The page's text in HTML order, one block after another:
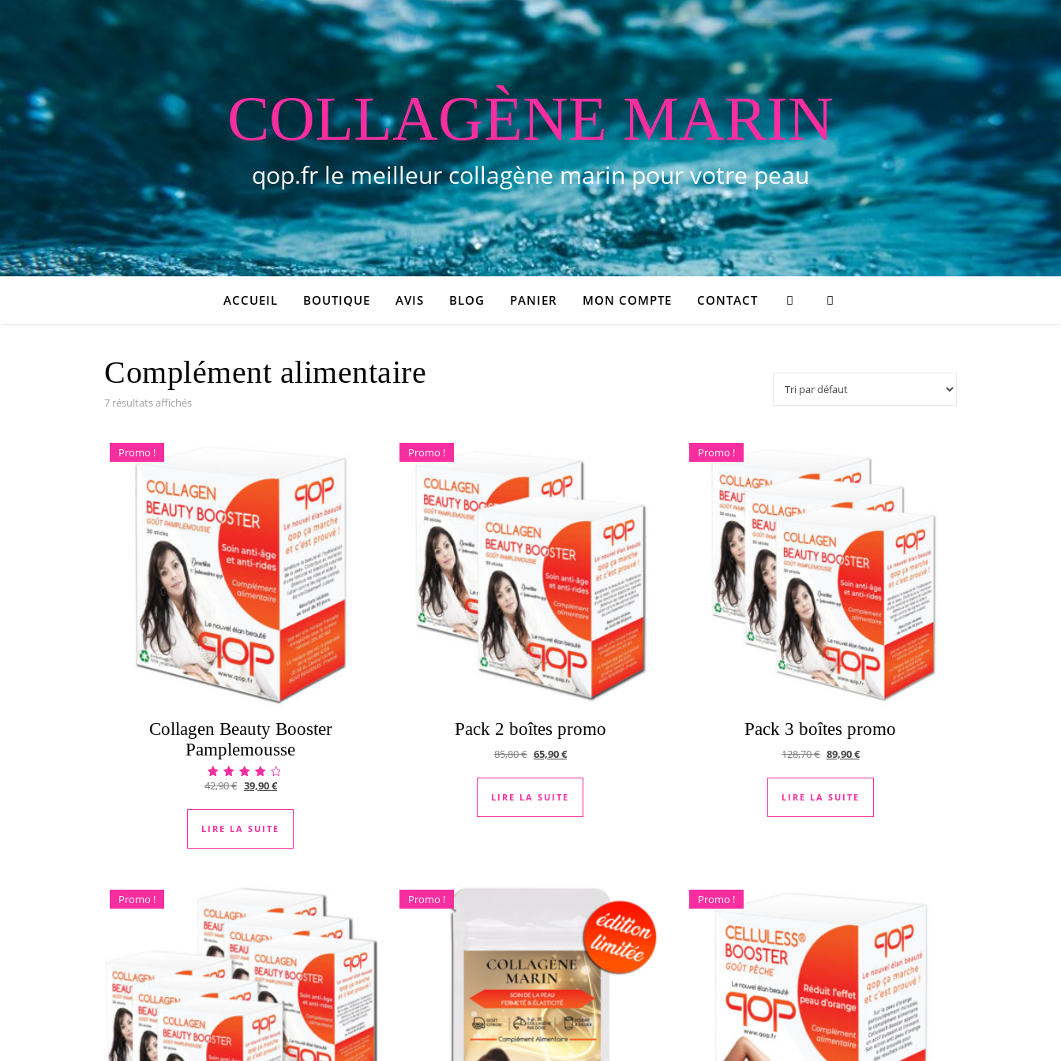
COLLAGÈNE MARIN
qop.fr le meilleur collagène marin pour votre peau
ACCUEIL BOUTIQUE AVIS BLOG PANIER MON COMPTE CONTACT
Complément alimentaire
7 résultats affichés
Promo !
Collagen Beauty Booster
Pamplemousse
Note
sur 5
42,90€ Le prix initial était : 42,90 €.
39,90€Le prix actuel est : 39,90 €.
LIRE LA SUITE
Promo !
Pack 2 boîtes promo
85,80€ Le prix initial était : 85,80 €.
65,90€Le prix actuel est : 65,90 €.
LIRE LA SUITE
Promo !
Pack 3 boîtes promo
128,70€ Le prix initial était : 128,70 €.
89,90€Le prix actuel est : 89,90 €.
LIRE LA SUITE
Promo ! Promo ! Promo !